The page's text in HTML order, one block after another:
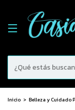
Inicio > Belleza y Cuidado